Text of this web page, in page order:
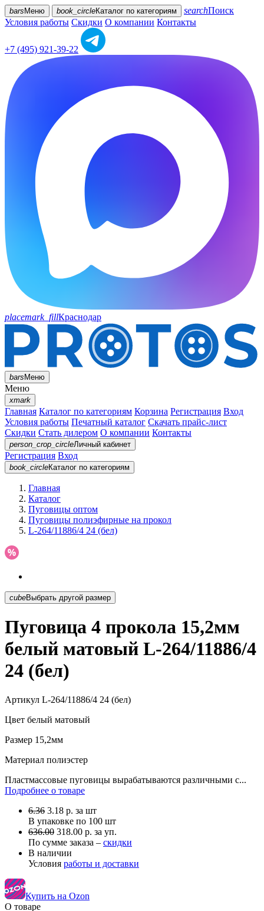
bars Меню book_circleКаталог по категориям searchПоиск
Условия работы Скидки О компании Контакты
+7 (495) 921-39-22
placemark_fillКраснодар
barsМеню
Меню
xmark
Главная Каталог по категориям Корзина Регистрация Вход
Условия работы Печатный каталог Скачать прайс-лист
Скидки Стать дилером О компании Контакты
person_crop_circleЛичный кабинет
Регистрация Вход
book_circleКаталог по категориям
Главная
Каталог
Пуговицы оптом
Пуговицы полиэфирные на прокол
L-264/11886/4 24 (бел)
cubeВыбрать другой размер
Пуговица 4 прокола 15,2мм
белый матовый L-264/11886/4
24 (бел)
Артикул L-264/11886/4 24 (бел)
Цвет белый матовый
Размер 15,2мм
Материал полиэстер
Пластмассовые пуговицы вырабатываются различными с...
Подробнее о товаре
6.36 3.18 р. за шт
В упаковке по 100 шт
636.00 318.00 р. за уп.
По сумме заказа – скидки
В наличии
Условия работы и доставки
Купить на Ozon
О товаре